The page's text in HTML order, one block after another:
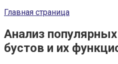
Главная страница
Анализ
бустов и их